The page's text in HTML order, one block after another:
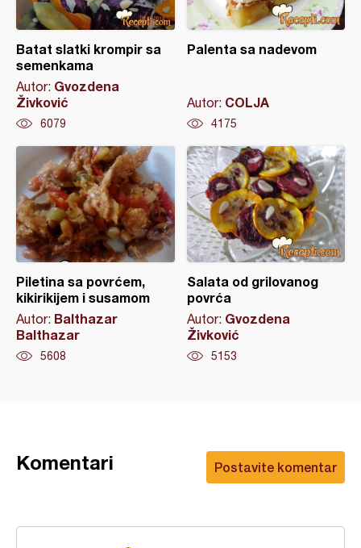
Batat slatki krompir sa
semenkama
Autor: Gvozdena
Živković
6079
Palenta sa nadevom
Autor: COLJA
4175
Piletina sa povrćem,
kikirikijem i susamom
Autor: Balthazar
Balthazar
5608
Salata od grilovanog
povrća
Autor: Gvozdena
Živković
5153
Postavite komentar
Komentari